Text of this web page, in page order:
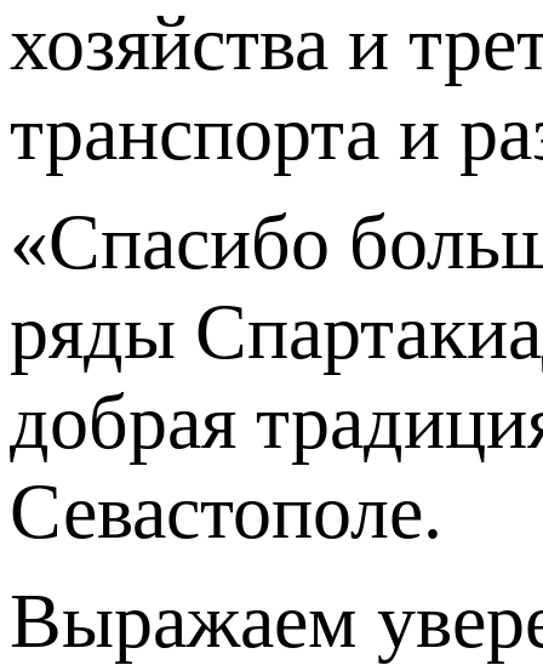
хозяйства и
транспорта и
«Спасибо
ряды
добрая
Севастополе.
Выражаем